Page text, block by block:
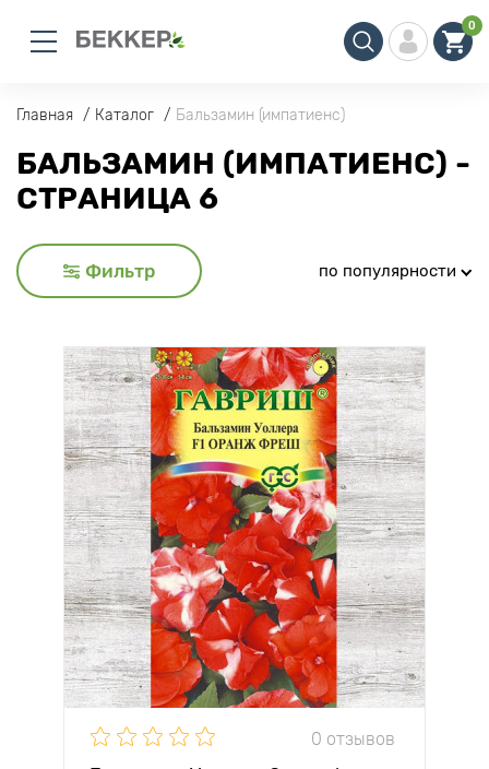
0
Главная Каталог Бальзамин (импатиенс)
БАЛЬЗАМИН (ИМПАТИЕНС) -
СТРАНИЦА 6
Фильтр по популярности
0 отзывов